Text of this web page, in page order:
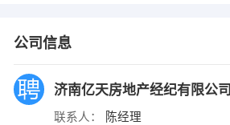
公司信息
济南亿天房地产经纪有限公司
联系人： 陈经理